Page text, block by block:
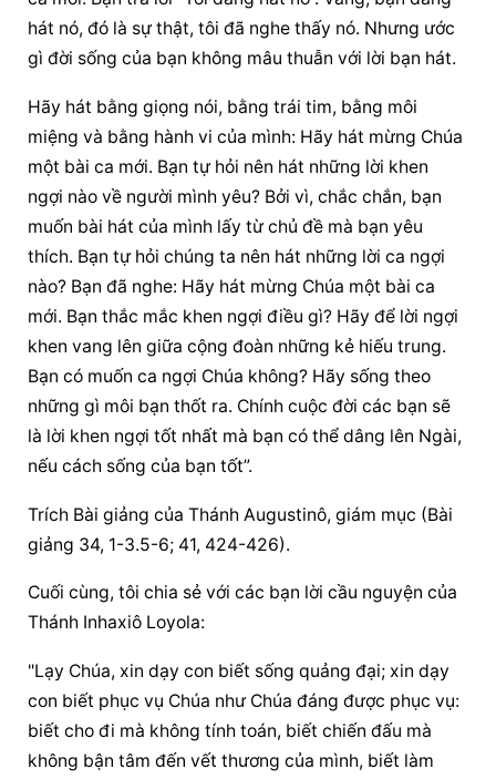
hát nó, đó là sự thật, tôi đã nghe thấy nó. Nhưng ước
gì đời sống của bạn không mâu thuẫn với lời bạn hát.
Hãy hát bằng giọng nói, bằng trái tim, bằng môi
miệng và bằng hành vi của mình: Hãy hát mừng Chúa
một bài ca mới. Bạn tự hỏi nên hát những lời khen
ngợi nào về người mình yêu? Bởi vì, chắc chắn, bạn
muốn bài hát của mình lấy từ chủ đề mà bạn yêu
thích. Bạn tự hỏi chúng ta nên hát những lời ca ngợi
nào? Bạn đã nghe: Hãy hát mừng Chúa một bài ca
mới. Bạn thắc mắc khen ngợi điều gì? Hãy để lời ngợi
khen vang lên giữa cộng đoàn những kẻ hiếu trung.
Bạn có muốn ca ngợi Chúa không? Hãy sống theo
những gì môi bạn thốt ra. Chính cuộc đời các bạn sẽ
là lời khen ngợi tốt nhất mà bạn có thể dâng lên Ngài,
nếu cách sống của bạn tốt”.
Trích Bài giảng của Thánh Augustinô, giám mục (Bài
giảng 34, 1-3.5-6; 41, 424-426).
Cuối cùng, tôi chia sẻ với các bạn lời cầu nguyện của
Thánh Inhaxiô Loyola:
"Lạy Chúa, xin dạy con biết sống quảng đại; xin dạy
con biết phục vụ Chúa như Chúa đáng được phục vụ:
biết cho đi mà không tính toán, biết chiến đấu mà
không bận tâm đến vết thương của mình, biết làm